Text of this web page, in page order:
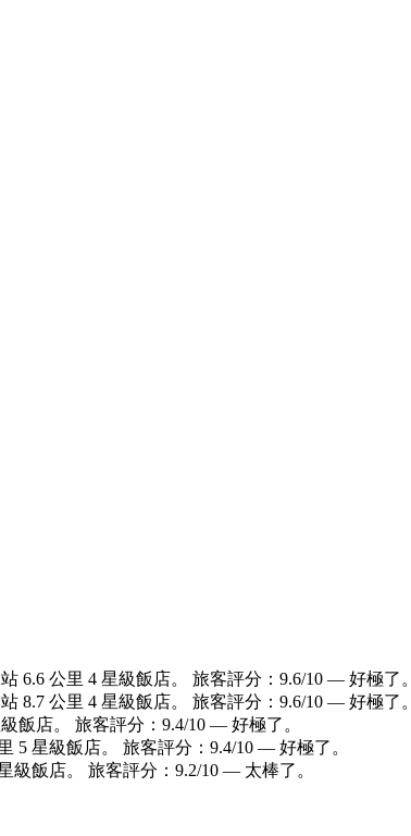
6.6 公里 4 星級飯店。 旅客評分：9.6/10 — 好極了。
8.7 公里 4 星級飯店。 旅客評分：9.6/10 — 好極了。
飯店。 旅客評分：9.4/10 — 好極了。
5 星級飯店。 旅客評分：9.4/10 — 好極了。
飯店。 旅客評分：9.2/10 — 太棒了。